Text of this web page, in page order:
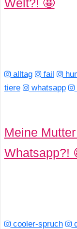
Welt?! 🤩
alltag fail
tiere
whatsapp
Meine
Whatsapp?!
cooler-spruch